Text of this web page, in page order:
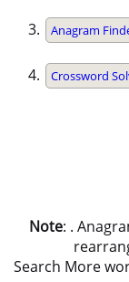
Anagram
Crossword
Note: .
Search More